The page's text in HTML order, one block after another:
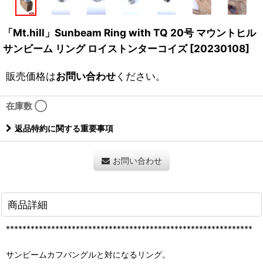
「Mt.hill」Sunbeam Ring with TQ 20号 マウントヒル
サンビーム リング ロイストンターコイズ [20230108]
販売価格はお問い合わせください。
在庫数 ◯
返品特約に関する重要事項
お問い合わせ
商品詳細
************************************************************
サンビームカフバングルと対になるリング。